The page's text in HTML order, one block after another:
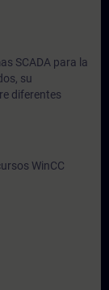
SCADA para la
su
diferentes
WinCC